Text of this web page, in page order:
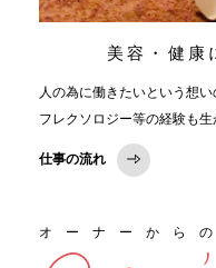
美容・健康
人の為に働きたいという想
フレクソロジー等の経験も生
仕事の流れ
オーナーから